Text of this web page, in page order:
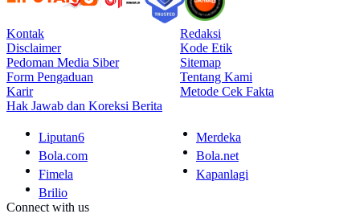
Kontak
Redaksi
Disclaimer
Kode Etik
Pedoman Media Siber
Sitemap
Form Pengaduan
Tentang Kami
Karir
Metode Cek Fakta
Hak Jawab dan Koreksi Berita
Liputan6
Merdeka
Bola.com
Bola.net
Fimela
Kapanlagi
Brilio
Connect with us